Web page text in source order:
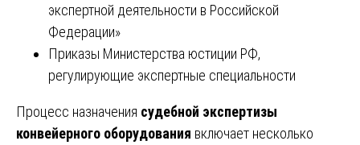
экспертной деятельности в Российской
Федерации»
Приказы Министерства юстиции РФ,
регулирующие экспертные специальности
Процесс назначения судебной экспертизы
конвейерного оборудования включает несколько